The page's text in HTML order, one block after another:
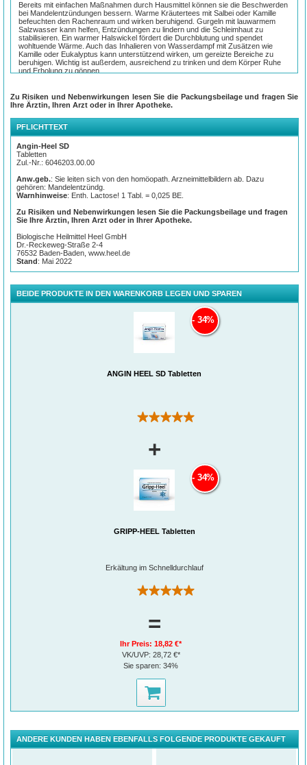
Bereits mit einfachen Maßnahmen durch Hausmittel können sie die Beschwerden
bei Mandelentzündungen bessern. Warme Kräutertees mit Salbei oder Kamille
befeuchten den Rachenraum und wirken beruhigend. Gurgeln mit lauwarmem
Salzwasser kann helfen, Entzündungen zu lindern und die Schleimhaut zu
stabilisieren. Ein warmer Halswickel fördert die Durchblutung und spendet
wohltuende Wärme. Auch das Inhalieren von Wasserdampf mit Zusätzen wie
Kamille oder Eukalyptus kann unterstützend wirken, um gereizte Bereiche zu
beruhigen. Wichtig ist außerdem, ausreichend zu trinken und dem Körper Ruhe
und Erholung zu gönnen.
Ein starkes Immunsystem ist die beste Voraussetzung, um Mandelentzündungen
regelmäßige Bewegung an der frischen Luft unterstützen die körpereigenen
Abwehrkräfte. Auch bewusst eingeplante Ruhepausen helfen, Stress zu
reduzieren und die Gesundheit zu stabilisieren. Besonders in der kalten
Jahreszeit ist es sinnvoll, auf eine ausreichende Luftfeuchtigkeit in Innenräumen
zu achten, da trockene Luft die Schleimhäute reizt und anfälliger für Infektionen
macht. Wer frühzeitig auf erste Anzeichen reagiert und zusätzlich auf bewährte
positiv beeinflussen.
Zu Risiken und Nebenwirkungen lesen Sie die Packungsbeilage und fragen Sie
Ihre Ärztin, Ihren Arzt oder in Ihrer Apotheke.
PFLICHTTEXT
Angin-Heel SD
Tabletten
Zul.-Nr.: 6046203.00.00
Anw.geb.: Sie leiten sich von den homöopath. Arzneimittelbildern ab. Dazu
gehören: Mandelentzündg.
Warnhinweise: Enth. Lactose! 1 Tabl. = 0,025 BE.
Zu Risiken und Nebenwirkungen lesen Sie die Packungsbeilage und fragen
Sie Ihre Ärztin, Ihren Arzt oder in Ihrer Apotheke.
Biologische Heilmittel Heel GmbH
Dr.-Reckeweg-Straße 2-4
76532 Baden-Baden, www.heel.de
Stand : Mai 2022
BEIDE PRODUKTE IN DEN WARENKORB LEGEN UND SPAREN
ANGIN HEEL SD Tabletten
(1)
34%
+
GRIPP-HEEL Tabletten
Erkältung im Schnelldurchlauf
(24)
34%
=
Ihr Preis:18,82 €*
VK/UVP: 28,72 €*
Sie sparen:34%
ANDERE KUNDEN HABEN EBENFALLS FOLGENDE PRODUKTE GEKAUFT